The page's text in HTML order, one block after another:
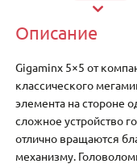
Описание
Gigaminx 5×5 от
классического
элемента на стороне
сложное устройство
отлично вращаются
механизму.